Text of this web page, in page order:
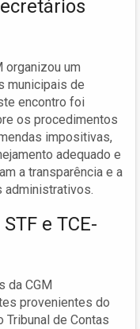
organizou um
municipais de
encontro foi
os procedimentos
impositivas,
adequado e
a transparência e a
administrativos.
e TCE-
da CGM
provenientes do
Tribunal de Contas